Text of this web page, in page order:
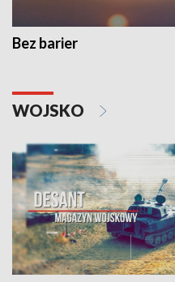
Bez barier
WOJSKO